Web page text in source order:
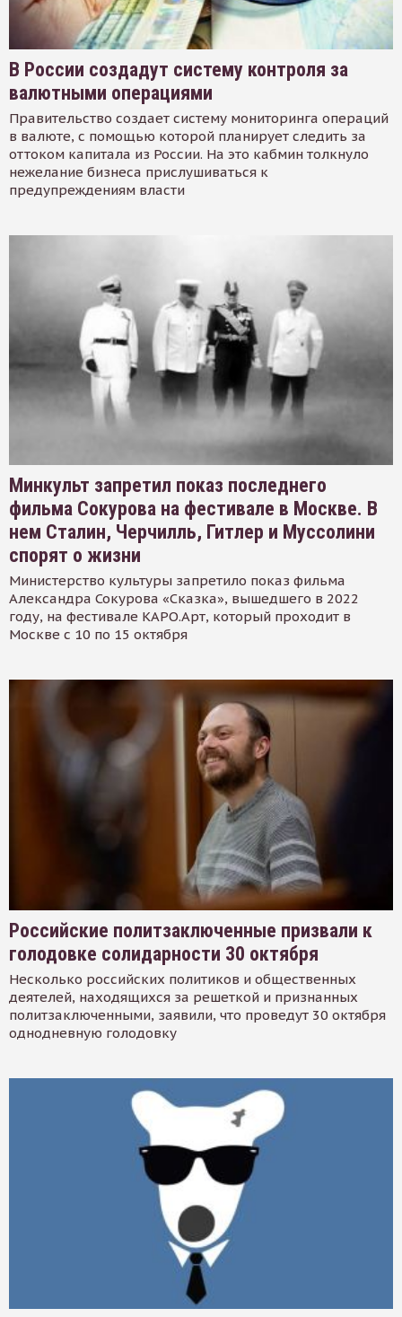
В России создадут систему контроля за
валютными операциями
Правительство создает систему мониторинга операций
в валюте, с помощью которой планирует следить за
оттоком капитала из России. На это кабмин толкнуло
нежелание бизнеса прислушиваться к
предупреждениям власти
Минкульт запретил показ последнего
фильма Сокурова на фестивале в Москве. В
нем Сталин, Черчилль, Гитлер и Муссолини
спорят о жизни
Министерство культуры запретило показ фильма
Александра Сокурова «Сказка», вышедшего в 2022
году, на фестивале КАРО.Арт, который проходит в
Москве с 10 по 15 октября
Российские политзаключенные призвали к
голодовке солидарности 30 октября
Несколько российских политиков и общественных
деятелей, находящихся за решеткой и признанных
политзаключенными, заявили, что проведут 30 октября
однодневную голодовку